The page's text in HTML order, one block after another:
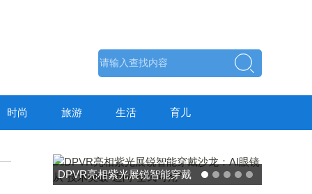
时尚 旅游 生活 育儿